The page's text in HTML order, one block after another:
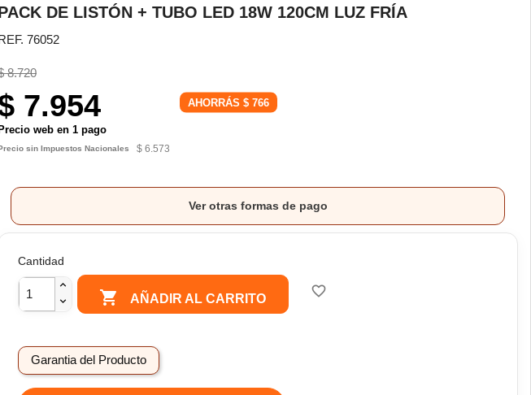
DE LISTÓN + TUBO LED 18W 120CM LUZ FRÍA
76052
8.720
7.954
Precio web en 1 pago
sin Impuestos Nacionales $ 6.573
AHORRÁS $ 766
Ver otras formas de pago
Cantidad
 AÑADIR AL CARRITO favorite_border
Garantia del Producto